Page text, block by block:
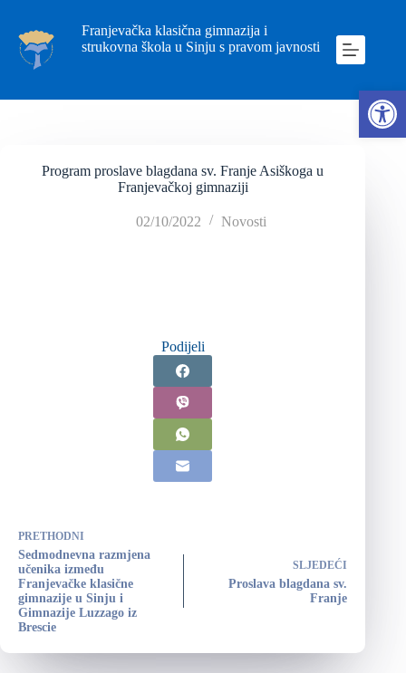
Franjevačka klasična gimnazija i
strukovna škola u Sinju s pravom javnosti
Program proslave blagdana sv. Franje Asiškoga u
Franjevačkoj gimnaziji
02/10/2022 Novosti
Podijeli
PRETHODNI
Sedmodnevna razmjena
učenika između
Franjevačke klasične
gimnazije u Sinju i
Gimnazije Luzzago iz
Brescie
SLJEDEĆI
Proslava blagdana sv.
Franje